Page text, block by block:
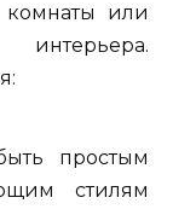
комнаты или
простым
стилям